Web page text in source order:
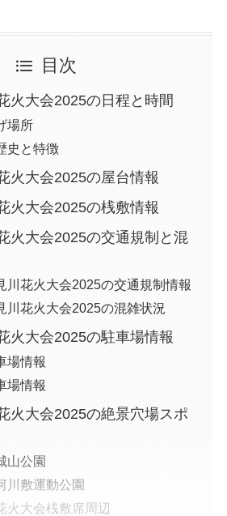
目次
火大会2025の日程と時間
場所
史と特徴
火大会2025の屋台情報
火大会2025の桟敷情報
火大会2025の交通規制と混
川花火大会2025の交通規制情報
川花火大会2025の混雑状況
火大会2025の駐車場情報
場情報
場情報
火大会2025の絶景穴場スポ
山公園
川敷運動公園
火大会桟敷席周辺